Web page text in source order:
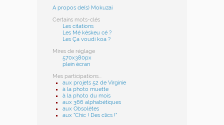
A propos de(s) Mokuzai
Certains mots-clés
Les citations
Les Mé késkeu cé ?
Les Ça voudi koa ?
Mires de réglage
570x380px
plein écran
Mes participations...
aux projets 52 de Virginie
à la photo muette
à la photo du mois
aux 366 alphabétiques
aux Obsolètes
aux "Chic ! Des clics !"